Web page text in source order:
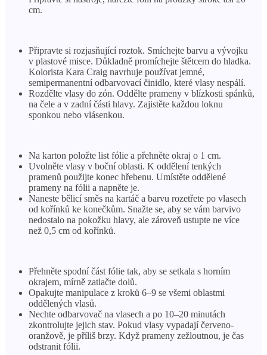
cm.
Připravte si rozjasňující roztok. Smíchejte barvu a vývojku
v plastové misce. Důkladně promíchejte štětcem do hladka.
Kolorista Kara Craig navrhuje používat jemné,
semipermanentní odbarvovací činidlo, které vlasy nespálí.
Rozdělte vlasy do zón. Oddělte prameny v blízkosti spánků,
na čele a v zadní části hlavy. Zajistěte každou loknu
sponkou nebo vlásenkou.
Na karton položte list fólie a přehněte okraj o 1 cm.
Uvolněte vlasy v boční oblasti. K oddělení tenkých
pramenů použijte konec hřebenu. Umístěte oddělené
prameny na fólii a napněte je.
Naneste bělicí směs na kartáč a barvu rozetřete po vlasech
od kořínků ke konečkům. Snažte se, aby se vám barvivo
nedostalo na pokožku hlavy, ale zároveň ustupte ne více
než 0,5 cm od kořínků.
Přehněte spodní část fólie tak, aby se setkala s horním
okrajem, mírně zatlačte dolů.
Opakujte manipulace z kroků 6–9 se všemi oblastmi
oddělených vlasů.
Nechte odbarvovač na vlasech a po 10–20 minutách
zkontrolujte jejich stav. Pokud vlasy vypadají červeno-
oranžově, je příliš brzy. Když prameny zežloutnou, je čas
odstranit fólii.